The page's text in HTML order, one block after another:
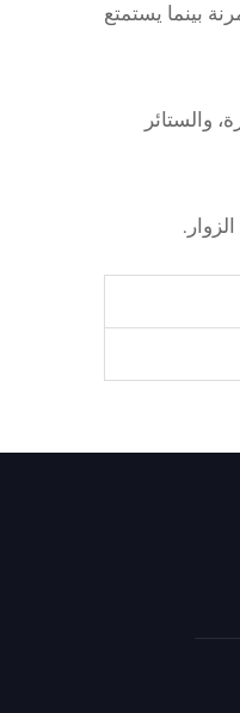
بينما يستمتع
والستائر